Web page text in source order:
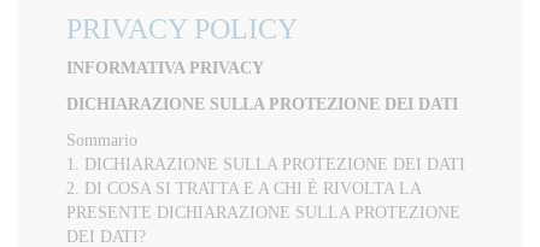
PRIVACY POLICY
INFORMATIVA PRIVACY
DICHIARAZIONE SULLA PROTEZIONE DEI DATI
Sommario
1. DICHIARAZIONE SULLA PROTEZIONE DEI DATI
2. DI COSA SI TRATTA E A CHI È RIVOLTA LA
PRESENTE DICHIARAZIONE SULLA PROTEZIONE
DEI DATI?